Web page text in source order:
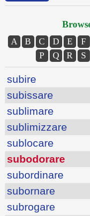
A B C D E F
P
Q R S
subire
subissare
sublimare
sublimizzare
sublocare
subodorare
subordinare
subornare
subrogare